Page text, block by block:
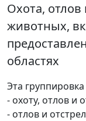
Охота, отлов
животных,
областях
Эта
- охоту, отлов и
- отлов и